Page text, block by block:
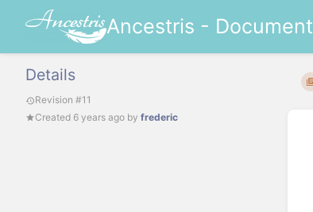
Ancestris -
Details
Revision #11
Created 6 years ago by frederic